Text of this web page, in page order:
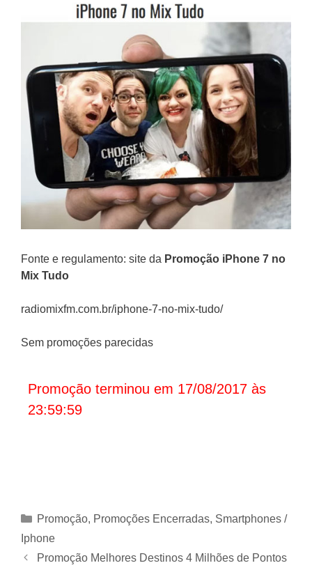
Fonte e regulamento: site da Promoção iPhone 7 no
Mix Tudo
radiomixfm.com.br/iphone-7-no-mix-tudo/
Sem promoções parecidas
Promoção terminou em 17/08/2017 às
23:59:59
Categorias
Promoção, Promoções Encerradas, Smartphones /
Iphone
Promoção Melhores Destinos 4 Milhões de Pontos